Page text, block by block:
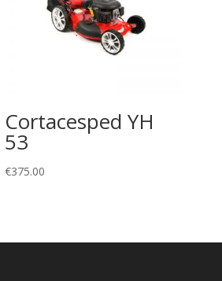
Cortacesped YH
53
€375.00